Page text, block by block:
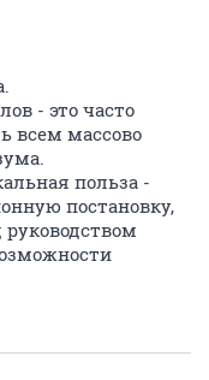
- это часто
всем массово
польза -
постановку,
руководством